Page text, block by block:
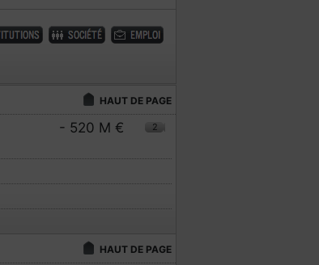
HAUT DE PAGE
- 520 M € 2
HAUT DE PAGE